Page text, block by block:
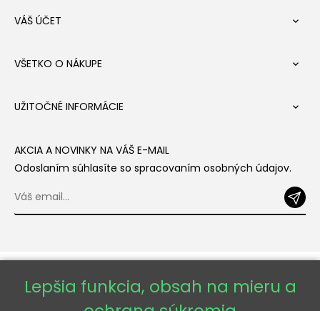
VÁŠ ÚČET 
VŠETKO O NÁKUPE 
UŽITOČNÉ INFORMÁCIE 
AKCIA A NOVINKY NA VÁŠ E-MAIL
Odoslaním súhlasíte so spracovaním osobných údajov.
Lepšia funkcia, obsah na mieru a